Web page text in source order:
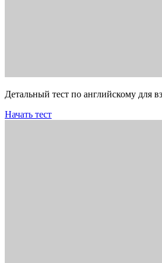
Детальный тест по английскому для
Начать тест